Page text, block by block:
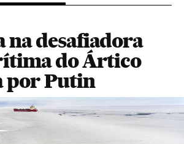
na desafiadora
do Ártico
por Putin